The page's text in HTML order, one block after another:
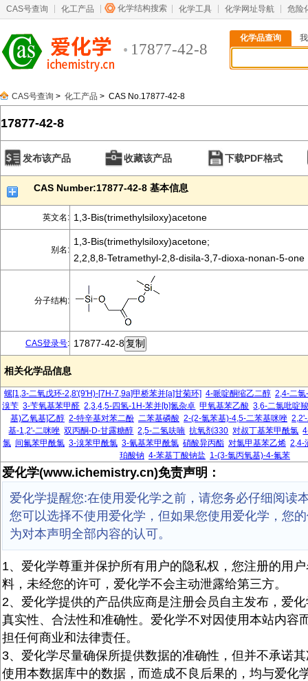
CAS号查询 化工产品 化学结构搜索 化学工具 化学网址导航 危险
17877-42-8
化学品查询
CAS号查询 > 化工产品 > CAS No.17877-42-8
17877-42-8
发布该产品 收藏该产品 下载PDF格式
CAS Number:17877-42-8 基本信息
英文名: 1,3-Bis(trimethylsiloxy)acetone
别名:
1,3-Bis(trimethylsiloxy)acetone;
2,2,8,8-Tetramethyl-2,8-disila-3,7-dioxa-nonan-5-one
分子结构:
CAS登录号: 17877-42-8
相关化学品信息
螺[1,3-二氧戊环-2,8'(9'H)-[7H-7,9a]甲桥苯并[a]甘菊环] 4-哌啶酮缩乙二醇 2,4-二氯
溴苄 3-苄氧基苯甲醛 2,3,4,5-四氢-1H-苯并[b]氮杂卓 甲氧基苯乙酸 3,6-二氯吡啶
基)乙氧基]乙醇 2-特辛基对苯二酚 二苯基磷酸 2-(2-氯苯基)-4,5-二苯基咪唑
基-1,2'-二咪唑 双丙酮-D-甘露糖醇 2,5-二氢呋喃 抗氧剂330 对叔丁基苯甲酰氯
氯 间氟苯甲酰氯 3-溴苯甲酰氯 3-氰基苯甲酰氯 硝酸异丙酯 对氯甲基苯乙烯 2,4-
珀酸钠 4-苯基丁酸钠盐 1-(3-氯丙氧基)-4-氟苯
爱化学(www.ichemistry.cn)免责声明：
爱化学提醒您:在使用爱化学之前，请您务必仔细阅读
您可以选择不使用爱化学，但如果您使用爱化学，您
为对本声明全部内容的认可。
1、爱化学尊重并保护所有用户的隐私权，您注册的用
料，未经您的许可，爱化学不会主动泄露给第三方。
2、爱化学提供的产品供应商是注册会员自主发布，爱
真实性、合法性和准确性。爱化学不对因使用本站内容
担任何商业和法律责任。
3、爱化学尽量确保所提供数据的准确性，但并不承诺
使用本数据库中的数据，而造成不良后果的，均与爱化